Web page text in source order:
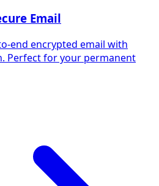
Email
end encrypted email with
Perfect for your permanent